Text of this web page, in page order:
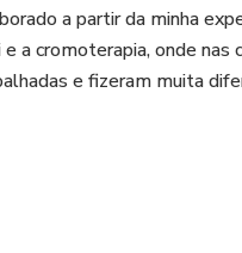
a partir da minha
a cromoterapia, onde
e fizeram muita